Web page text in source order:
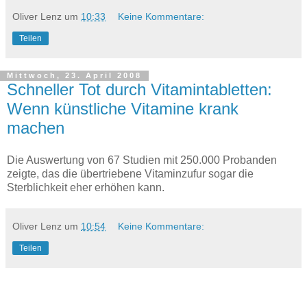
Oliver Lenz um 10:33 Keine Kommentare:
Teilen
Mittwoch, 23. April 2008
Schneller Tot durch Vitamintabletten:
Wenn künstliche Vitamine krank
machen
Die Auswertung von 67 Studien mit 250.000 Probanden
zeigte, das die übertriebene Vitaminzufur sogar die
Sterblichkeit eher erhöhen kann.
Oliver Lenz um 10:54 Keine Kommentare:
Teilen